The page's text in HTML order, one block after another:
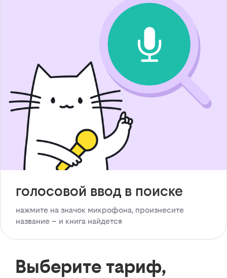
голосовой ввод в поиске
нажмите на значок микрофона, произнесите
название – и книга найдется
Выберите тариф,